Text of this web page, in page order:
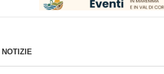
NOTIZIE